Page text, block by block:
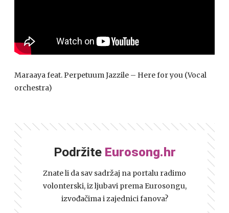
Maraaya feat. Perpetuum Jazzile – Here for you (Vocal
orchestra)
Podržite Eurosong.hr
Znate li da sav sadržaj na portalu radimo
volonterski, iz ljubavi prema Eurosongu,
izvođačima i zajednici fanova?